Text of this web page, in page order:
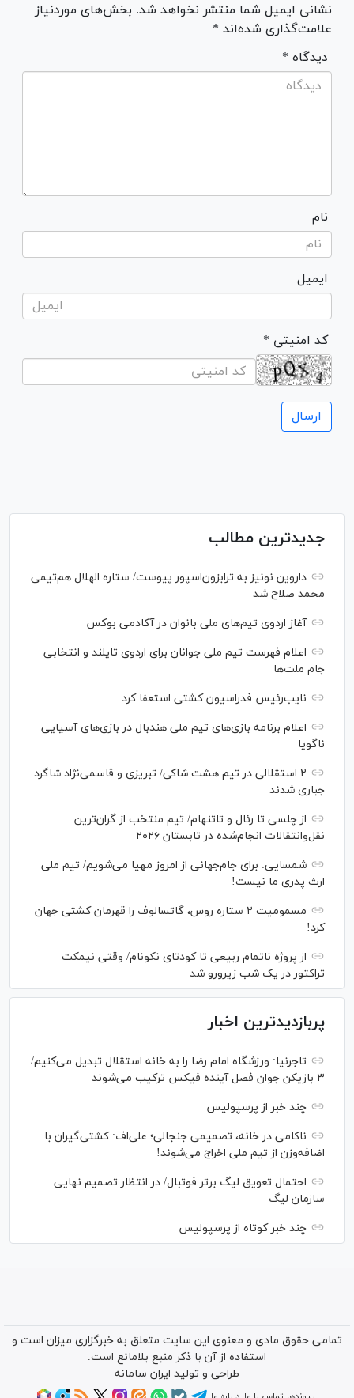
نشانی ایمیل شما منتشر نخواهد شد. بخش‌های موردنیاز
علامت‌گذاری شده‌اند *
* دیدگاه
نام
ایمیل
* کد امنیتی
جدیدترین مطالب
داروین نونیز به ترابزون‌اسپور پیوست/ ستاره الهلال هم‌تیمی
محمد صلاح شد
آغاز اردوی تیم‌های ملی بانوان در آکادمی بوکس
اعلام فهرست تیم ملی جوانان برای اردوی تایلند و انتخابی
جام ملت‌ها
نایب‌رئیس فدراسیون کشتی استعفا کرد
اعلام برنامه بازی‌های تیم ملی هندبال در بازی‌های آسیایی
ناگویا
۲ استقلالی در تیم هشت شاکی/ تبریزی و قاسمی‌نژاد شاگرد
جباری شدند
از چلسی تا رئال و تاتنهام/ تیم منتخب از گران‌ترین
نقل‌وانتقالات انجام‌شده در تابستان ۲۰۲۶
شمسایی: برای جام‌جهانی از امروز مهیا می‌شویم/ تیم ملی
ارث پدری ما نیست!
مسمومیت ۲ ستاره روس، گاتسالوف را قهرمان کشتی جهان
کرد!
از پروژه ناتمام ربیعی تا کودتای نکونام/ وقتی نیمکت
تراکتور در یک شب زیرورو شد
پربازدیدترین اخبار
تاجرنیا: ورزشگاه امام رضا را به خانه استقلال تبدیل می‌کنیم/
۳ بازیکن جوان فصل آینده فیکس ترکیب می‌شوند
چند خبر از پرسپولیس
ناکامی در خانه، تصمیمی جنجالی؛ علی‌اف: کشتی‌گیران با
اضافه‌وزن از تیم ملی اخراج می‌شوند!
احتمال تعویق لیگ برتر فوتبال/ در انتظار تصمیم نهایی
سازمان لیگ
چند خبر کوتاه از پرسپولیس
تمامی حقوق مادی و معنوی این سایت متعلق به خبرگزاری میزان است و
استفاده از آن با ذکر منبع بلامانع است.
طراحی و تولید ایران سامانه